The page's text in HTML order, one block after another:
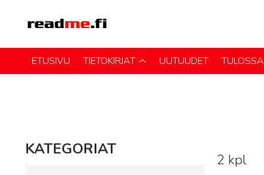
ETUSIVU TIETOKIRJAT UUTUUDET TULOSSA
KATEGORIAT
2 kpl